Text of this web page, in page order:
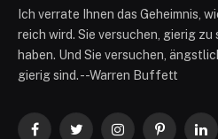
Ich verrate Ihnen das Geheimnis,
reich wird. Sie versuchen, gierig
haben. Und Sie versuchen,
gierig sind. --Warren Buffett